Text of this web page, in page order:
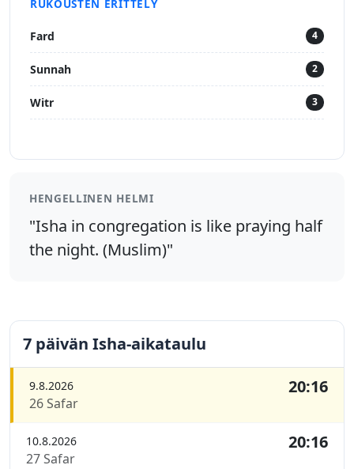
RUKOUSTEN ERITTELY
Fard 4
Sunnah 2
Witr 3
HENGELLINEN HELMI
"Isha in congregation is like praying half
the night. (Muslim)"
7 päivän Isha-aikataulu
9.8.2026
26 Safar
20:16
10.8.2026
27 Safar
20:16